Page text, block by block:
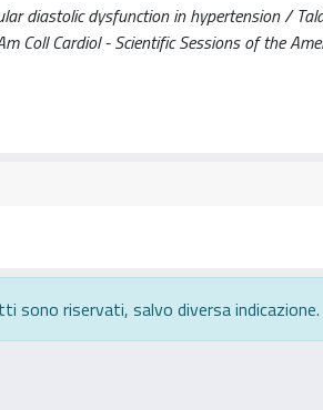
diastolic dysfunction in hypertension /
Coll Cardiol - Scientific Sessions of the
sono riservati, salvo diversa indicazione.